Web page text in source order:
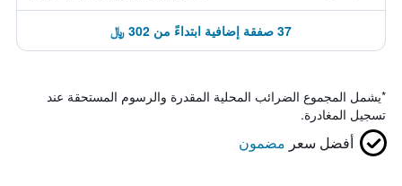
37 صفقة إضافية ابتداءً من 302 ﷼
*يشمل المجموع الضرائب المحلية المقدرة والرسوم المستحقة عند
تسجيل المغادرة.
أفضل سعر مضمون